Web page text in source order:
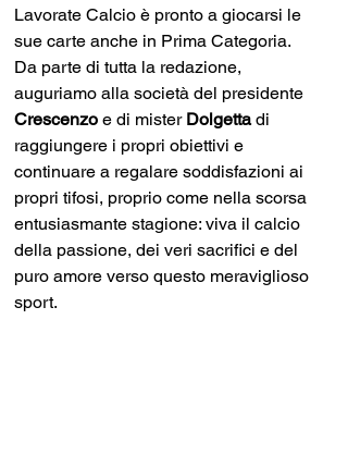
Lavorate Calcio è pronto a giocarsi le
sue carte anche in Prima Categoria.
Da parte di tutta la redazione,
auguriamo alla società del presidente
Crescenzo e di mister Dolgetta di
raggiungere i propri obiettivi e
continuare a regalare soddisfazioni ai
propri tifosi, proprio come nella scorsa
entusiasmante stagione: viva il calcio
della passione, dei veri sacrifici e del
puro amore verso questo meraviglioso
sport.